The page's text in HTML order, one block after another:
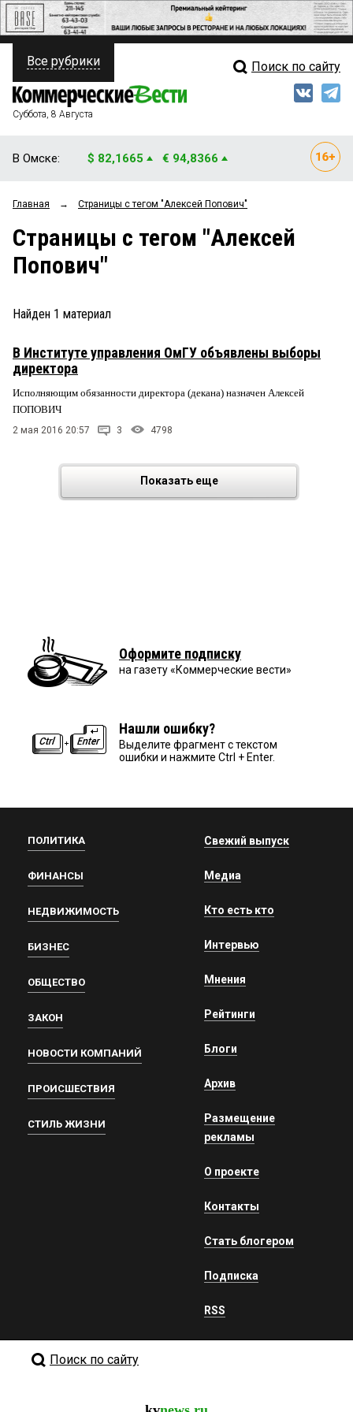
ПОЛИТИКА
ФИНАНСЫ
ОБЩЕСТВО
ЗАКОН
ПРОИСШЕСТВИЯ
СТИЛЬ ЖИЗНИ
Свежий выпуск
Мнения
Рейтинги
Все рубрики Поиск по сайту
Суббота, 8 Августа
В Омске: $ 82,1665 € 94,8366
Главная → Страницы c тегом "Алексей Попович"
Страницы c тегом "Алексей
Попович"
Найден 1 материал
В Институте управления ОмГУ объявлены выборы
директора
Исполняющим обязанности директора (декана) назначен Алексей
ПОПОВИЧ
2 мая 2016 20:57 3 4798
Показать еще
Оформите подписку
на газету «Коммерческие вести»
Нашли ошибку?
Выделите фрагмент с текстом
ошибки и нажмите Ctrl + Enter.
ПОЛИТИКА
ФИНАНСЫ
НЕДВИЖИМОСТЬ
БИЗНЕС
ОБЩЕСТВО
ЗАКОН
НОВОСТИ КОМПАНИЙ
ПРОИСШЕСТВИЯ
СТИЛЬ ЖИЗНИ
Свежий выпуск
Медиа
Кто есть кто
Интервью
Мнения
Рейтинги
Блоги
Архив
Размещение
рекламы
О проекте
Контакты
Стать блогером
Подписка
RSS
Поиск по сайту